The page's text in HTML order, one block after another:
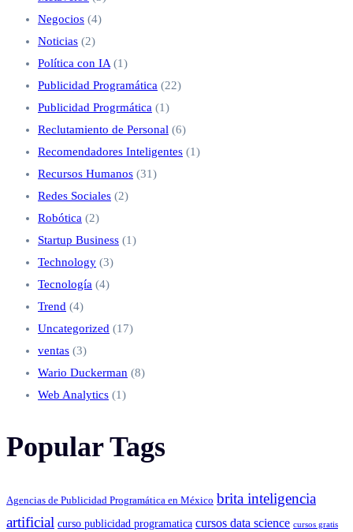
Negocios (4)
Noticias (2)
Política con IA (1)
Publicidad Programática (22)
Publicidad Progrmática (1)
Reclutamiento de Personal (6)
Recomendadores Inteligentes (1)
Recursos Humanos (31)
Redes Sociales (2)
Robótica (2)
Startup Business (1)
Technology (3)
Tecnología (4)
Trend (4)
Uncategorized (17)
ventas (3)
Wario Duckerman (8)
Web Analytics (1)
Popular Tags
Agencias de Publicidad Programática en México brita inteligencia
artificial curso publicidad programatica cursos data science cursos gratis